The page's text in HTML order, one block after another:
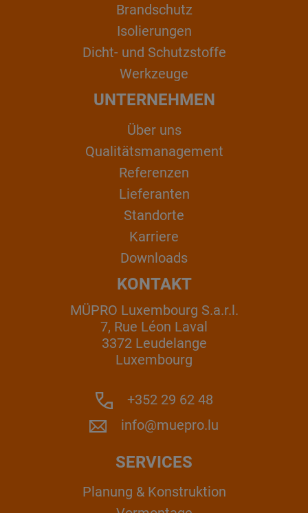
Brandschutz
Isolierungen
Dicht- und Schutzstoffe
Werkzeuge
UNTERNEHMEN
Über uns
Qualitätsmanagement
Referenzen
Lieferanten
Standorte
Karriere
Downloads
KONTAKT
MÜPRO Luxembourg S.a.r.l.
7, Rue Léon Laval
3372 Leudelange
Luxembourg
+352 29 62 48
info@muepro.lu
SERVICES
Planung & Konstruktion